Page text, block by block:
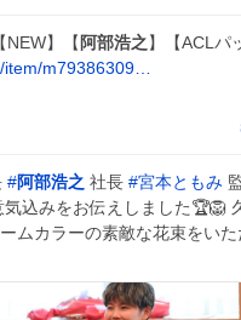
NEW】【 阿部浩之】【ACLパ
m79386309…
#阿部浩之 社長 #宮本ともみ
込みをお伝えしました🏆🦁
ムカラーの素敵な花束をいた